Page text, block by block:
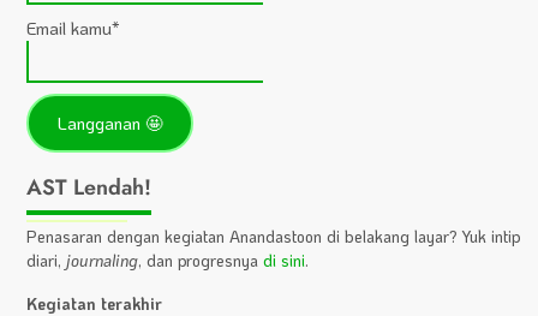
Email kamu*
AST Lendah!
Penasaran dengan kegiatan Anandastoon di belakang layar? Yuk intip
diari, journaling, dan progresnyadi sini.
Kegiatan terakhir